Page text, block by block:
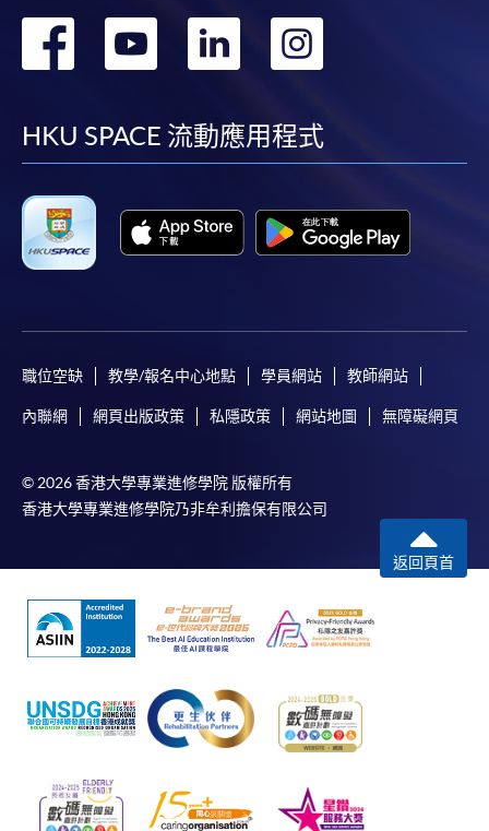
轉
facebook
轉
youtube
轉
linkedin
HKU SPACE 流動應用程式
職位空缺 教學/報名中心地點 學員網站 教師網站
內聯網 網頁出版政策 私隱政策 網站地圖 無障礙網頁
© 2026 香港大學專業進修學院 版權所有
香港大學專業進修學院乃非牟利擔保有限公司
返回頁首